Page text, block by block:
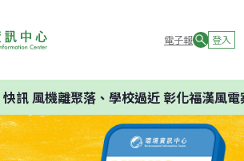
電子報 登入
快訊風機離聚落、學校過近 彰化福漢風電